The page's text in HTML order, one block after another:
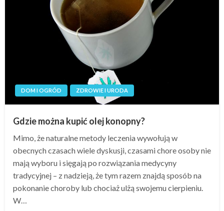
DOM I OGRÓD ZDROWIE I URODA
Gdzie można kupić olej konopny?
Mimo, że naturalne metody leczenia wywołują w
obecnych czasach wiele dyskusji, czasami chore osoby nie
mają wyboru i sięgają po rozwiązania medycyny
tradycyjnej – z nadzieją, że tym razem znajdą sposób na
pokonanie choroby lub chociaż ulżą swojemu cierpieniu.
W…